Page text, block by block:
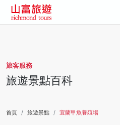
旅客服務
旅遊景點百科
首頁 旅遊景點 宜蘭甲魚養殖場